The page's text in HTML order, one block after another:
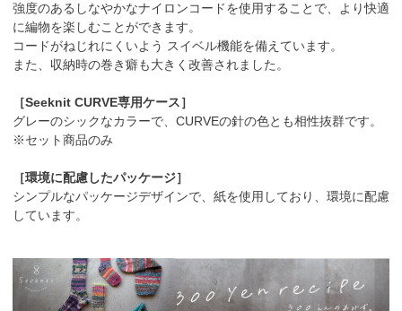
強度のあるしなやかなナイロンコードを使用することで、より快適
に編物を楽しむことができます。
コードがねじれにくいよう スイベル機能を備えています。
また、収納時の巻き癖も大きく改善されました。
［Seeknit CURVE専用ケース］
グレーのシックなカラーで、CURVEの針の色とも相性抜群です。
※セット商品のみ
［環境に配慮したパッケージ］
シンプルなパッケージデザインで、紙を使用しており、環境に配慮
しています。